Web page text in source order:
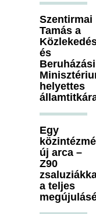
Szentirmai
Tamás a
és
Beruházási
helyettes
Egy
új arca –
Z90
a teljes